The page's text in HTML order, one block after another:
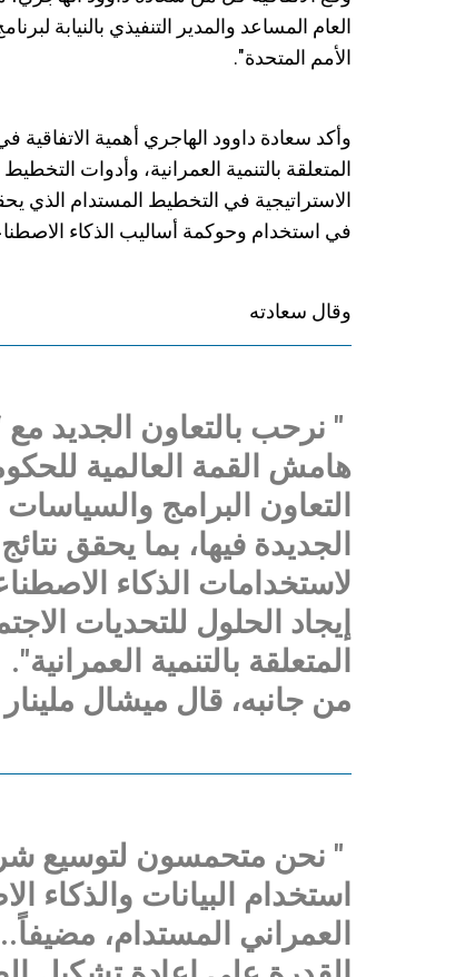
العام المساعد والمدير التنفيذي بالنيابة
الأمم المتحدة".
وأكد سعادة داوود الهاجري أهمية الاتفاقية
المتعلقة بالتنمية العمرانية، وأدوات
الاستراتيجية في التخطيط المستدام الذي
في استخدام وحوكمة أساليب الذكاء
وقال سعادته
" نرحب بالتعاون الجديد مع
التعاون البرامج
الجديدة فيها، بما يحقق
لاستخدامات الذكاء
إيجاد الحلول للتحديات
المتعلقة بالتنمية العمرانية".
من جانبه، قال ميشال ملينار
" نحن متحمسون لتوسيع
استخدام البيانات
العمراني المستدام، مضيفاً..